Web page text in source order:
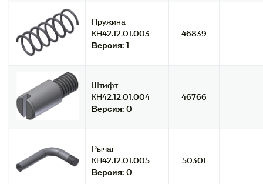
Пружина
КН42.12.01.003
Версия: 1
46839
Штифт
КН42.12.01.004
Версия: 0
46766
Рычаг
КН42.12.01.005
Версия: 0
50301